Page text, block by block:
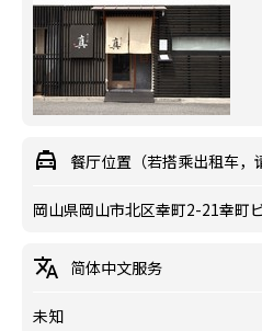
餐厅位置（若搭乘出租车，
岡山県岡山市北区幸町2-21幸町
简体中文服务
未知